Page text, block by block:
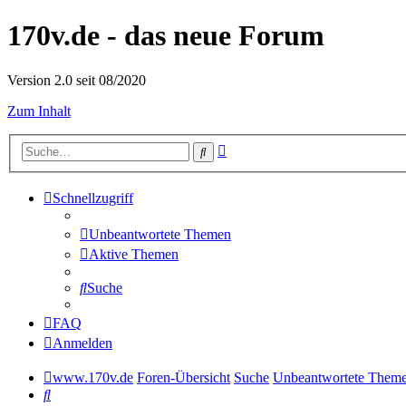
170v.de - das neue Forum
Version 2.0 seit 08/2020
Zum Inhalt
Suche
Schnellzugriff
Unbeantwortete Themen
Aktive Themen
Suche
FAQ
Anmelden
www.170v.de Foren-Übersicht Suche Unbeantwortete
Suche